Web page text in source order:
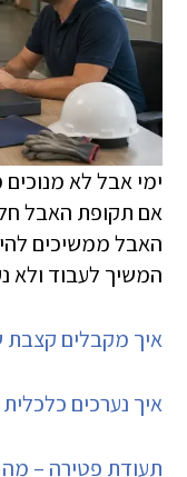
ימי אבל לא
אם תקופת האבל
האבל ממשיכים
המשיך לעבוד ולא
איך מקבלים קצבת
איך נערכים
תעודת פטירה – מה